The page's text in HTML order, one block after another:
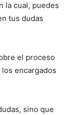
la cual, puedes
tus dudas
el proceso
encargados
sino que